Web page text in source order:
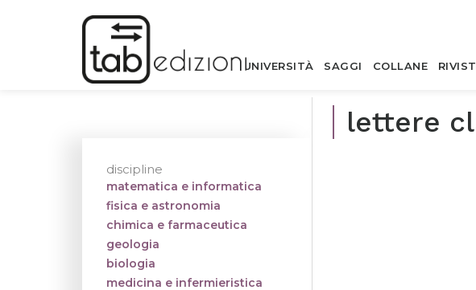
UNIVERSITÀ SAGGI COLLANE
lettere
discipline
matematica e informatica
fisica e astronomia
chimica e farmaceutica
geologia
biologia
medicina e infermieristica